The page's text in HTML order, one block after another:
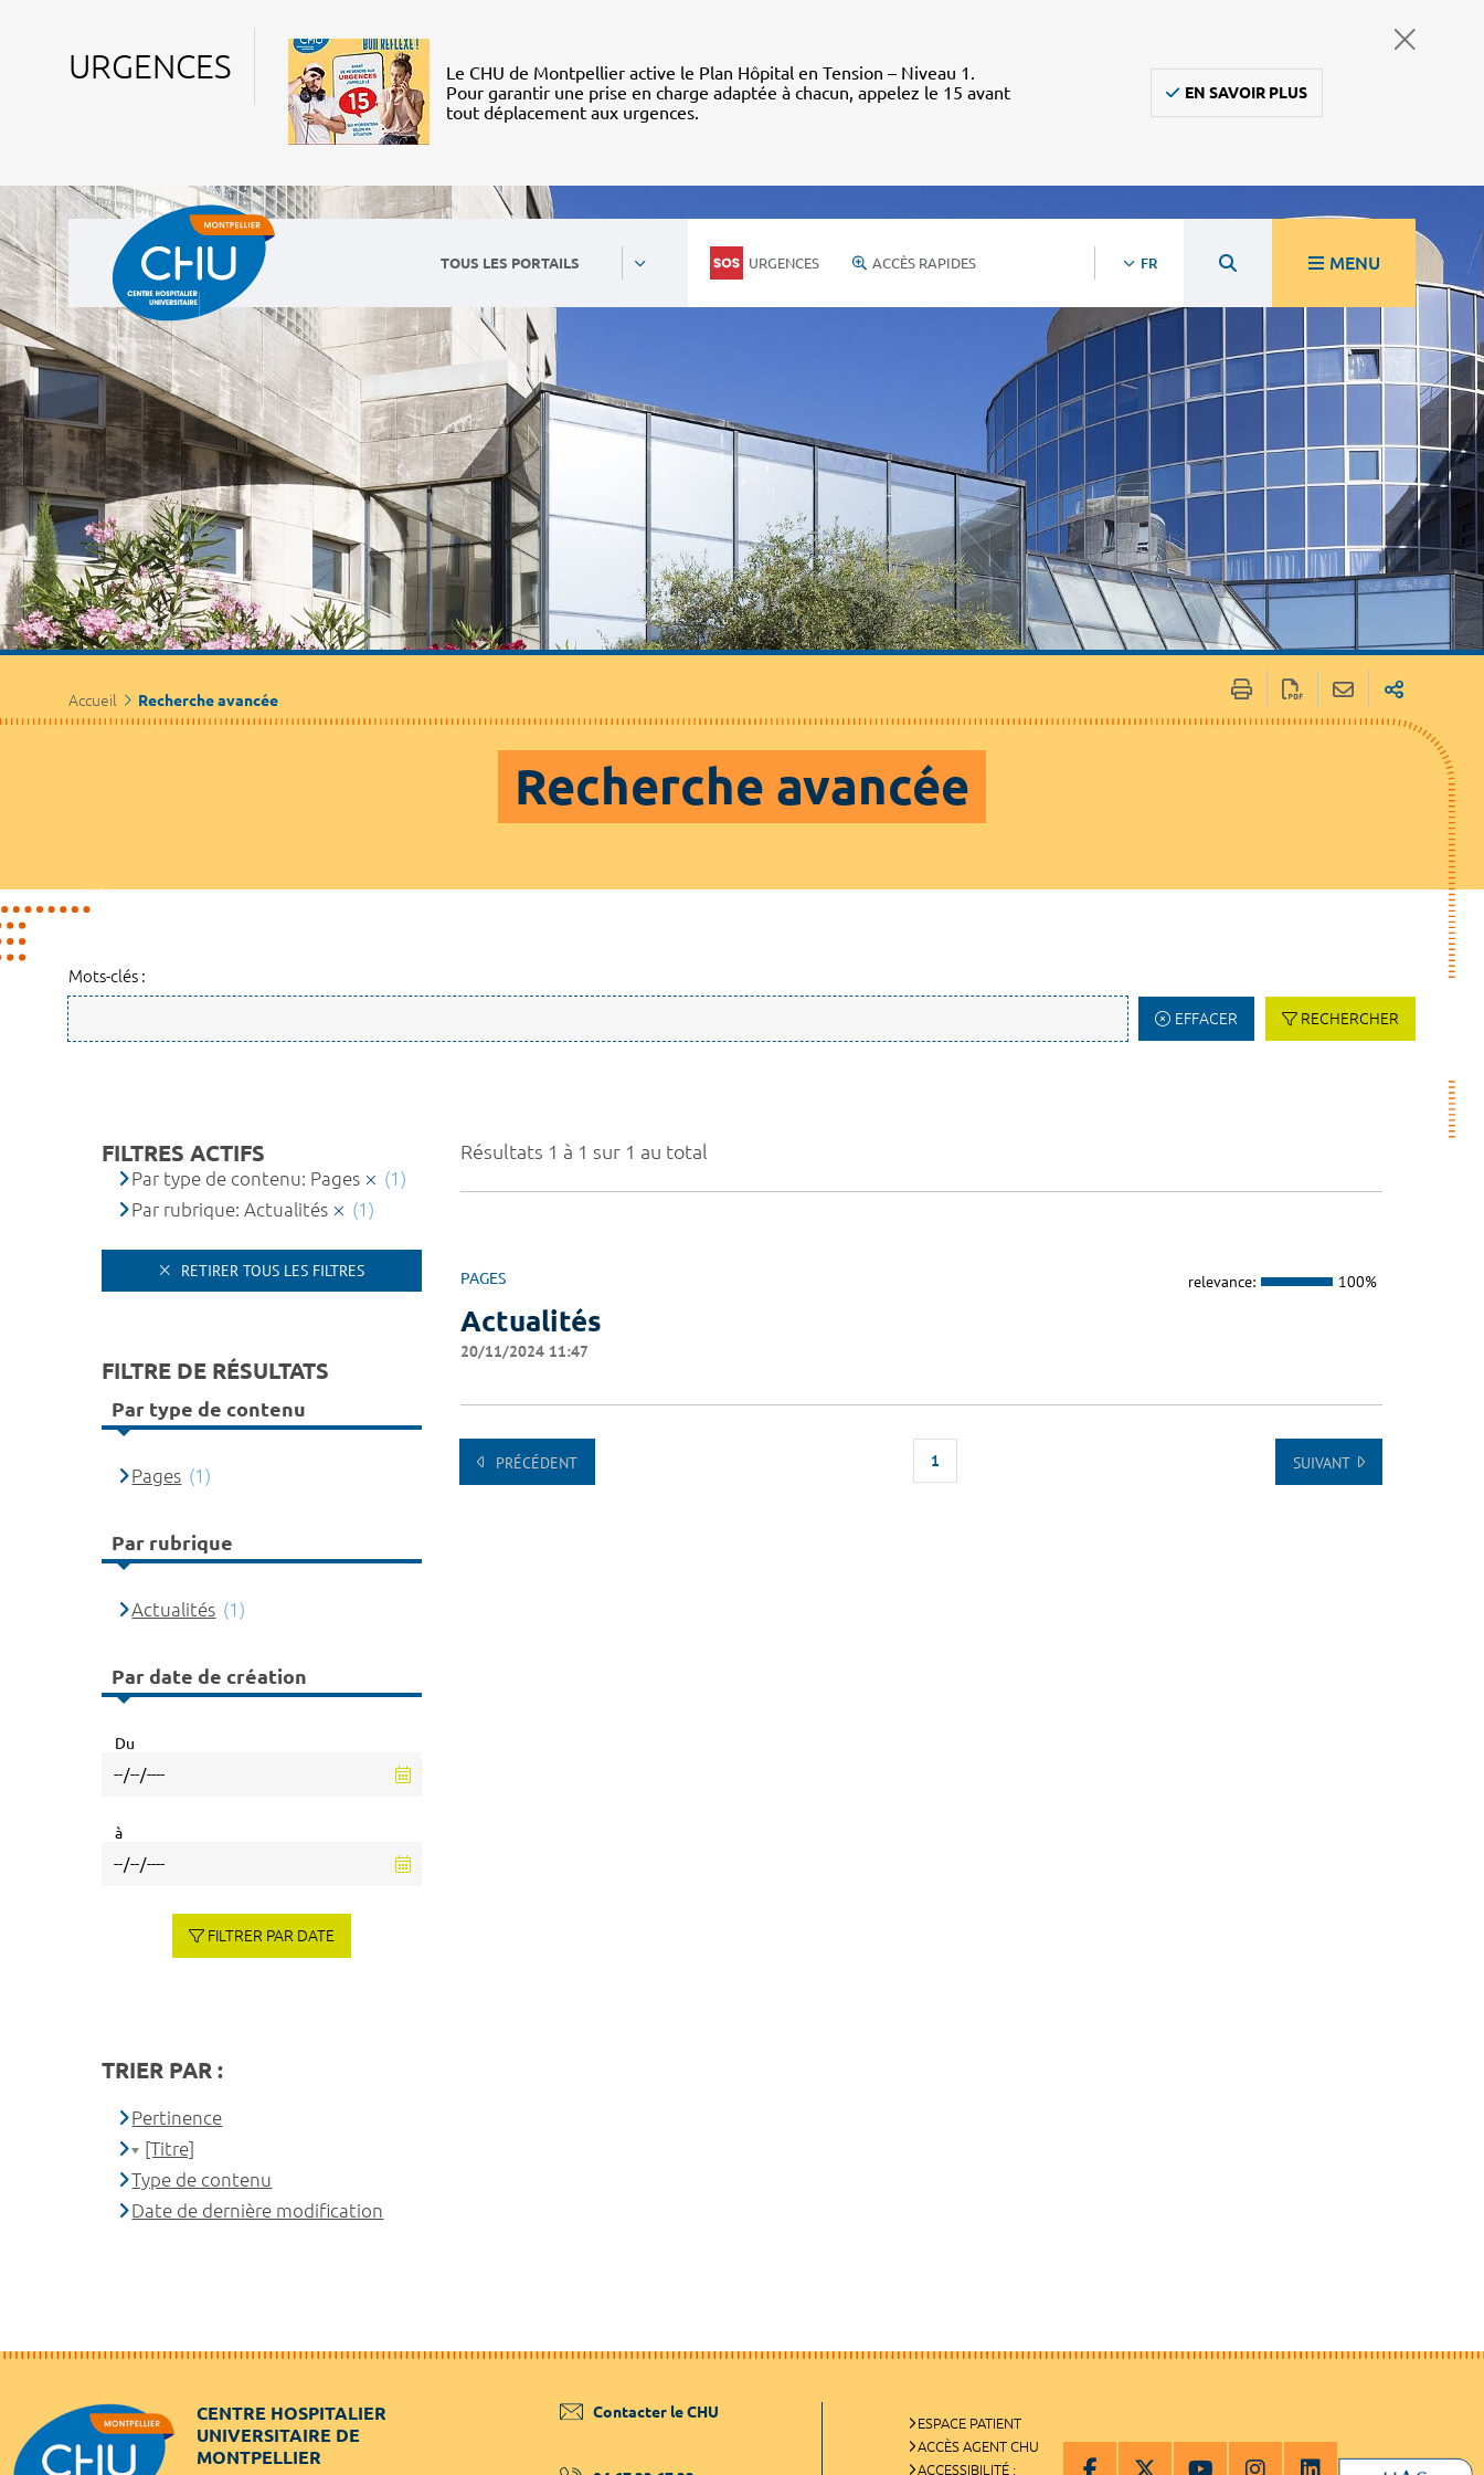
URGENCES
Le CHU de Montpellier active le Plan Hôpital en Tension – Niveau 1.
Pour garantir une prise en charge adaptée à chacun, appelez le 15 avant
tout déplacement aux urgences.
EN SAVOIR PLUS
TOUS LES PORTAILS URGENCES ACCÈS RAPIDES FR MENU
Accueil Recherche avancée
Recherche avancée
Mots-clés :
EFFACER RECHERCHER
Résultats 1 à 1 sur 1 au total
PAGES relevance: 100%
Actualités
20/11/2024 11:47
PRÉCÉDENT 1 SUIVANT
FILTRES ACTIFS
Par type de contenu: Pages
(1)
Par rubrique: Actualités
(1)
RETIRER TOUS LES FILTRES
FILTRE DE RÉSULTATS
Par type de contenu
Pages (1)
Par rubrique
Actualités (1)
Par date de création
Du
à
FILTRER PAR DATE
TRIER PAR :
Pertinence
[Titre]
Type de contenu
Date de dernière modification
CENTRE HOSPITALIER
UNIVERSITAIRE DE
MONTPELLIER
Contacter le CHU
ESPACE PATIENT
ACCÈS AGENT CHU
ACCESSIBILITÉ :